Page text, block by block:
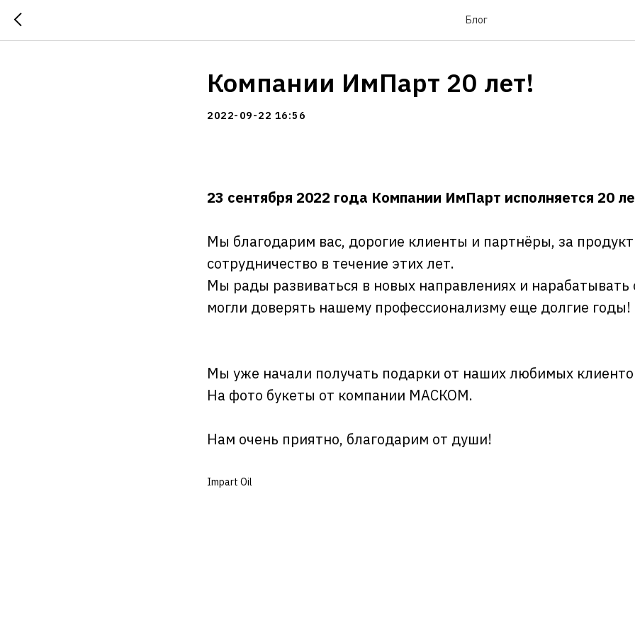
Блог
Компании ИмПарт 20 лет!
2022-09-22 16:56
23 сентября 2022 года Компании ИмПарт исполняется 20
Мы благодарим вас, дорогие клиенты и партнёры, за
сотрудничество в течение этих лет.
Мы рады развиваться в новых направлениях и
могли доверять нашему профессионализму еще долгие годы!
Мы уже начали получать подарки от наших любимых
На фото букеты от компании МАСКОМ.
Нам очень приятно, благодарим от души!
Impart Oil